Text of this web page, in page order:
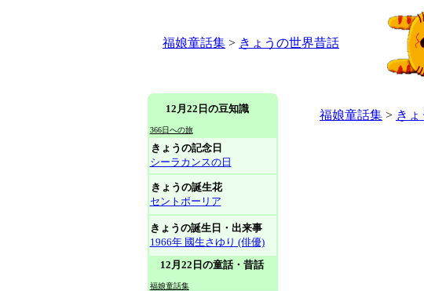
福娘童話集 > きょうの世界昔話
12月22日の豆知識
366日への旅
きょうの記念日
シーラカンスの日
きょうの誕生花
セントポーリア
きょうの誕生日・出来事
1966年 國生さゆり (俳優)
12月22日の童話・昔話
福娘童話集
福娘童話集 > き